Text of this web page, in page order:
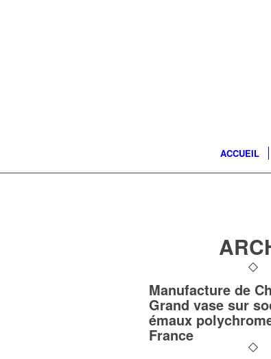
ACCUEIL
Manufacture de
Grand vase sur
émaux
France